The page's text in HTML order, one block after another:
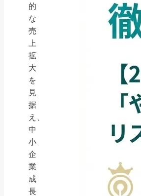
的
な
売
上
拡
大
を
見
据
え、
中
小
企
業
成
長